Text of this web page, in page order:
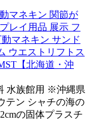
マネキン 関節が
レイ用品 展示 フ
マネキン サンド
ウエストリフトス
【北海道・沖
水族館用 ※沖縄県
テン シャチの海の
の固体プラスチ